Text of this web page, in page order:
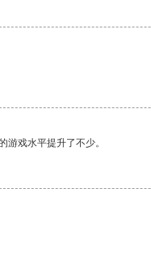
戏水平提升了不少。